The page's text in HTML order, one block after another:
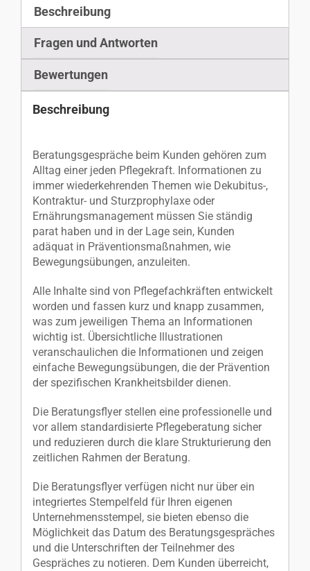
Beschreibung
Fragen und Antworten
Bewertungen
Beschreibung
Beratungsgespräche beim Kunden gehören zum
Alltag einer jeden Pflegekraft. Informationen zu
immer wiederkehrenden Themen wie Dekubitus-,
Kontraktur- und Sturzprophylaxe oder
Ernährungsmanagement müssen Sie ständig
parat haben und in der Lage sein, Kunden
adäquat in Präventionsmaßnahmen, wie
Bewegungsübungen, anzuleiten.
Alle Inhalte sind von Pflegefachkräften entwickelt
worden und fassen kurz und knapp zusammen,
was zum jeweiligen Thema an Informationen
wichtig ist. Übersichtliche Illustrationen
veranschaulichen die Informationen und zeigen
einfache Bewegungsübungen, die der Prävention
der spezifischen Krankheitsbilder dienen.
Die Beratungsflyer stellen eine professionelle und
vor allem standardisierte Pflegeberatung sicher
und reduzieren durch die klare Strukturierung den
zeitlichen Rahmen der Beratung.
Die Beratungsflyer verfügen nicht nur über ein
integriertes Stempelfeld für Ihren eigenen
Unternehmensstempel, sie bieten ebenso die
Möglichkeit das Datum des Beratungsgespräches
und die Unterschriften der Teilnehmer des
Gespräches zu notieren. Dem Kunden überreicht,